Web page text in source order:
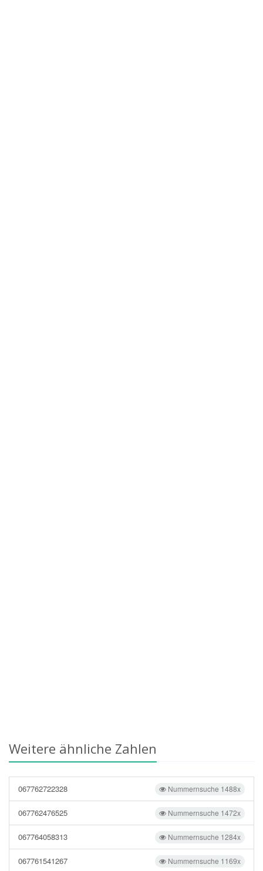
Weitere ähnliche Zahlen
Nummernsuche 1488x
067762722328
Nummernsuche 1472x
067762476525
Nummernsuche 1284x
067764058313
Nummernsuche 1169x
067761541267